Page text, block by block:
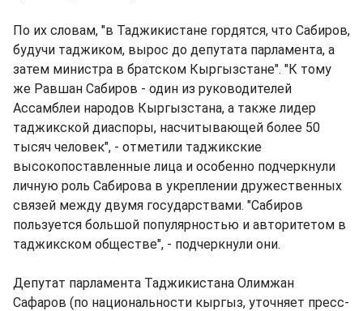
По их словам, "в Таджикистане гордятся, что Сабиров,
будучи таджиком, вырос до депутата парламента, а
затем министра в братском Кыргызстане". "К тому
же Равшан Сабиров - один из руководителей
Ассамблеи народов Кыргызстана, а также лидер
таджикской диаспоры, насчитывающей более 50
тысяч человек", - отметили таджикские
высокопоставленные лица и особенно подчеркнули
личную роль Сабирова в укреплении дружественных
связей между двумя государствами. "Сабиров
пользуется большой популярностью и авторитетом в
таджикском обществе", - подчеркнули они.
Депутат парламента Таджикистана Олимжан
Сафаров (по национальности кыргыз, уточняет пресс-